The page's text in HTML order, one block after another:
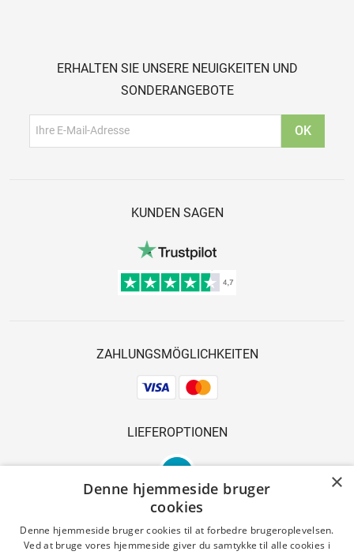
ERHALTEN SIE UNSERE NEUIGKEITEN UND
SONDERANGEBOTE
KUNDEN SAGEN
ZAHLUNGSMÖGLICHKEITEN
LIEFEROPTIONEN
SICHERES EINKAUFEN
×
Denne hjemmeside bruger
cookies
Denne hjemmeside bruger cookies til at forbedre brugeroplevelsen.
Ved at bruge vores hjemmeside giver du samtykke til alle cookies i